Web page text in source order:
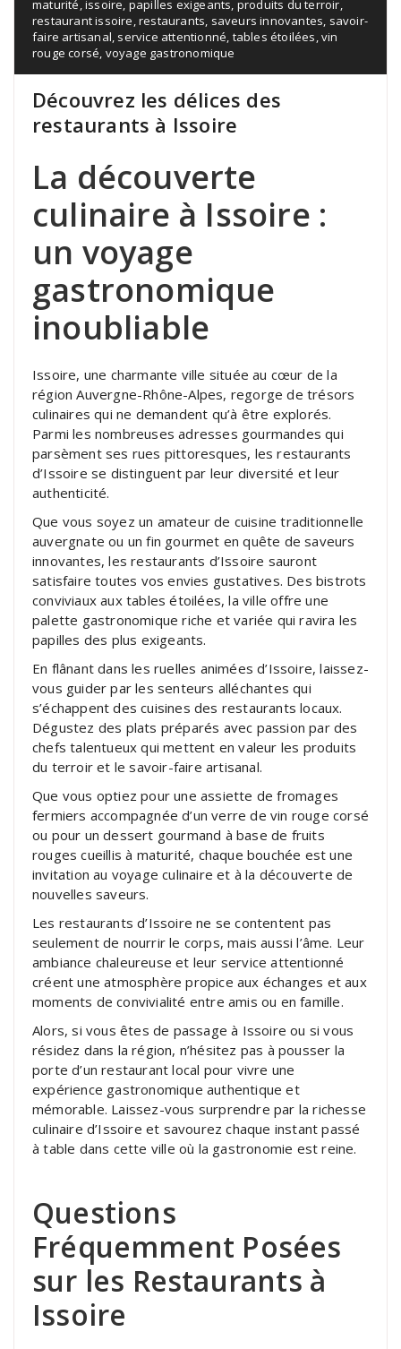
maturité,issoire, papilles exigeants, produits du terroir,
restaurant issoire,restaurants, saveurs innovantes, savoir-
faire artisanal, service attentionné, tables étoilées,vin
rouge corsé, voyage gastronomique
Découvrez les délices des
restaurants à Issoire
La découverte
culinaire à Issoire :
un voyage
gastronomique
inoubliable
Issoire, une charmante ville située au cœur de la
région Auvergne-Rhône-Alpes, regorge de trésors
culinaires qui ne demandent qu’à être explorés.
Parmi les nombreuses adresses gourmandes qui
parsèment ses rues pittoresques, les restaurants
d’Issoire se distinguent par leur diversité et leur
authenticité.
Que vous soyez un amateur de cuisine traditionnelle
auvergnate ou un fin gourmet en quête de saveurs
innovantes, les restaurants d’Issoire sauront
satisfaire toutes vos envies gustatives. Des bistrots
conviviaux aux tables étoilées, la ville offre une
palette gastronomique riche et variée qui ravira les
papilles des plus exigeants.
En flânant dans les ruelles animées d’Issoire, laissez-
vous guider par les senteurs alléchantes qui
s’échappent des cuisines des restaurants locaux.
Dégustez des plats préparés avec passion par des
chefs talentueux qui mettent en valeur les produits
du terroir et le savoir-faire artisanal.
Que vous optiez pour une assiette de fromages
fermiers accompagnée d’un verre de vin rouge corsé
ou pour un dessert gourmand à base de fruits
rouges cueillis à maturité, chaque bouchée est une
invitation au voyage culinaire et à la découverte de
nouvelles saveurs.
Les restaurants d’Issoire ne se contentent pas
seulement de nourrir le corps, mais aussi l’âme. Leur
ambiance chaleureuse et leur service attentionné
créent une atmosphère propice aux échanges et aux
moments de convivialité entre amis ou en famille.
Alors, si vous êtes de passage à Issoire ou si vous
résidez dans la région, n’hésitez pas à pousser la
porte d’un restaurant local pour vivre une
expérience gastronomique authentique et
mémorable. Laissez-vous surprendre par la richesse
culinaire d’Issoire et savourez chaque instant passé
à table dans cette ville où la gastronomie est reine.
Questions
Fréquemment Posées
sur les Restaurants à
Issoire